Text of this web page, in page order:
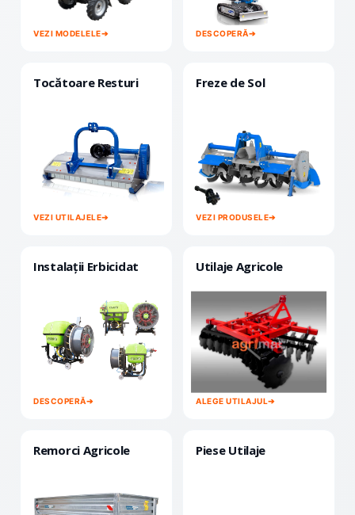
VEZI MODELELE➔ DESCOPERĂ➔
Tocătoare Resturi
VEZI UTILAJELE➔
Freze de Sol
VEZI PRODUSELE➔
Instalații Erbicidat
DESCOPERĂ➔
Utilaje Agricole
ALEGE UTILAJUL➔
Remorci Agricole Piese Utilaje